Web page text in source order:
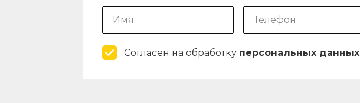
Согласен на обработку персональных данных